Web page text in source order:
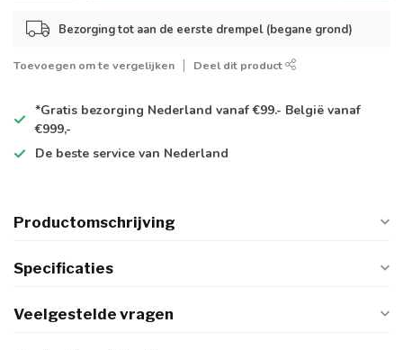
Bezorging tot aan de eerste drempel (begane grond)
Toevoegen om te vergelijken Deel dit product
*Gratis bezorging Nederland vanaf €99.- België vanaf
€999,-
De beste service van Nederland
Productomschrijving
Specificaties
Veelgestelde vragen